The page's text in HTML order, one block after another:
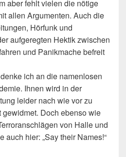
aber fehlt vielen die nötige
allen Argumenten. Auch die
Hörfunk und
aufgeregten Hektik zwischen
und Panikmache befreit
ich an die namenlosen
Ihnen wird in der
leider nach wie vor zu
Doch ebenso wie
von Halle und
auch hier: „Say their Names!“